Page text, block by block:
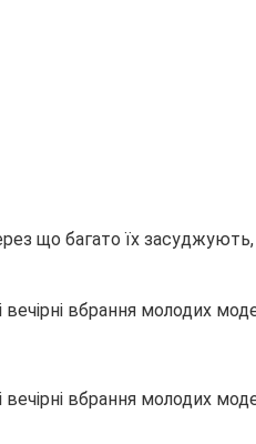
що багато їх засуджують,